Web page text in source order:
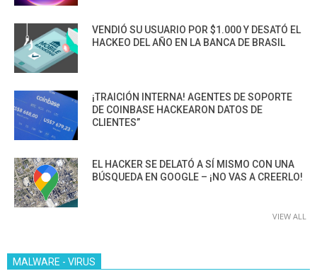
VENDIÓ SU USUARIO POR $1.000 Y DESATÓ EL
HACKEO DEL AÑO EN LA BANCA DE BRASIL
¡TRAICIÓN INTERNA! AGENTES DE SOPORTE
DE COINBASE HACKEARON DATOS DE
CLIENTES”
EL HACKER SE DELATÓ A SÍ MISMO CON UNA
BÚSQUEDA EN GOOGLE – ¡NO VAS A CREERLO!
VIEW ALL
MALWARE - VIRUS